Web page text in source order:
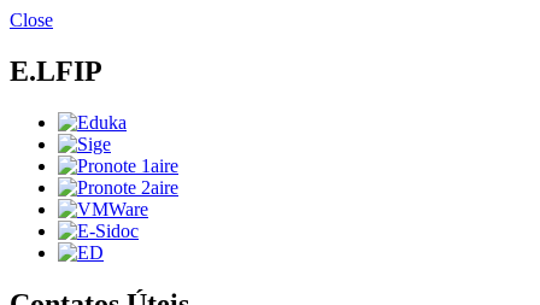
Passar
o
conteúdo
Close
E.LFIP